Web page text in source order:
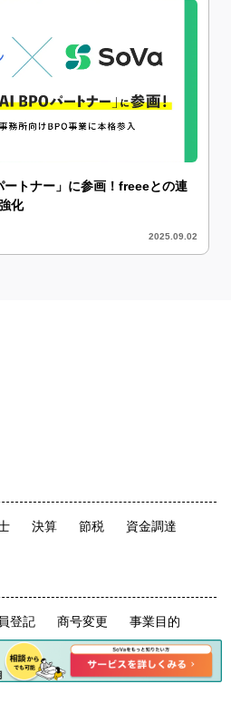
トナー」に参画！freeeとの連
化
2025.09.02
決算 節税 資金調達
登記 商号変更 事業目的